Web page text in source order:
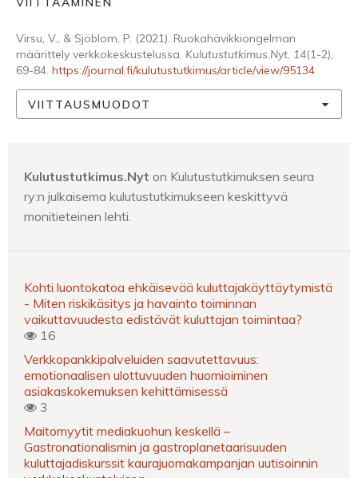
Virsu, V., & Sjöblom, P. (2021). Ruokahävikkiongelman
määrittely verkkokeskustelussa. Kulutustutkimus.Nyt, 14(1-2),
69-84. https://journal.fi/kulutustutkimus/article/view/95134
VIITTAUSMUODOT
Kulutustutkimus.Nyt on Kulutustutkimuksen seura
ry:n julkaisema kulutustutkimukseen keskittyvä
monitieteinen lehti.
Kohti luontokatoa ehkäisevää kuluttajakäyttäytymistä
- Miten riskikäsitys ja havainto toiminnan
vaikuttavuudesta edistävät kuluttajan toimintaa?
16
Verkkopankkipalveluiden saavutettavuus:
emotionaalisen ulottuvuuden huomioiminen
asiakaskokemuksen kehittämisessä
3
Maitomyytit mediakuohun keskellä –
Gastronationalismin ja gastroplanetaarisuuden
kuluttajadiskurssit kaurajuomakampanjan uutisoinnin